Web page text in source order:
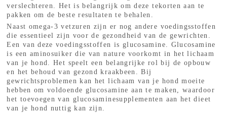
verslechteren. Het is belangrijk om deze tekorten aan te
pakken om de beste resultaten te behalen.
Naast omega-3 vetzuren zijn er nog andere voedingsstoffen
die essentieel zijn voor de gezondheid van de gewrichten.
Een van deze voedingsstoffen is glucosamine. Glucosamine
is een aminosuiker die van nature voorkomt in het lichaam
van je hond. Het speelt een belangrijke rol bij de opbouw
en het behoud van gezond kraakbeen. Bij
gewrichtsproblemen kan het lichaam van je hond moeite
hebben om voldoende glucosamine aan te maken, waardoor
het toevoegen van glucosaminesupplementen aan het dieet
van je hond nuttig kan zijn.